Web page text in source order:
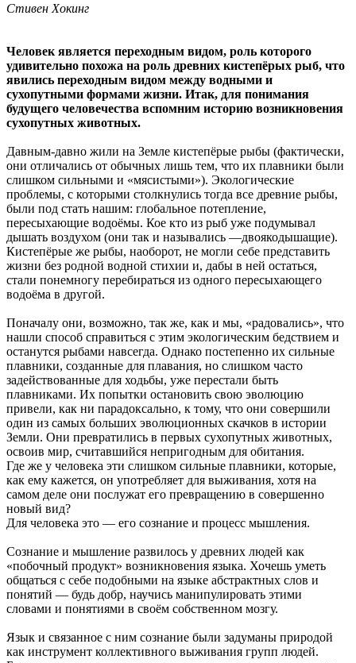
Стивен Хокинг
Человек является переходным видом, роль которого
удивительно похожа на роль древних кистепёрых рыб, что
явились переходным видом между водными и
сухопутными формами жизни. Итак, для понимания
будущего человечества вспомним историю возникновения
сухопутных животных.
Давным-давно жили на Земле кистепёрые рыбы (фактически,
они отличались от обычных лишь тем, что их плавники были
слишком сильными и «мясистыми»). Экологические
проблемы, с которыми столкнулись тогда все древние рыбы,
были под стать нашим: глобальное потепление,
пересыхающие водоёмы. Кое кто из рыб уже подумывал
дышать воздухом (они так и назывались —двоякодышащие).
Кистепёрые же рыбы, наоборот, не могли себе представить
жизни без родной водной стихии и, дабы в ней остаться,
стали понемногу перебираться из одного пересыхающего
водоёма в другой.
Поначалу они, возможно, так же, как и мы, «радовались», что
нашли способ справиться с этим экологическим бедствием и
останутся рыбами навсегда. Однако постепенно их сильные
плавники, созданные для плавания, но слишком часто
задействованные для ходьбы, уже перестали быть
плавниками. Их попытки остановить свою эволюцию
привели, как ни парадоксально, к тому, что они совершили
один из самых больших эволюционных скачков в истории
Земли. Они превратились в первых сухопутных животных,
освоив мир, считавшийся непригодным для обитания.
Где же у человека эти слишком сильные плавники, которые,
как ему кажется, он употребляет для выживания, хотя на
самом деле они послужат его превращению в совершенно
новый вид?
Для человека это — его сознание и процесс мышления.
Сознание и мышление развилось у древних людей как
«побочный продукт» возникновения языка. Хочешь уметь
общаться с себе подобными на языке абстрактных слов и
понятий — будь добр, научись манипулировать этими
словами и понятиями в своём собственном мозгу.
Язык и связанное с ним сознание были задуманы природой
как инструмент коллективного выживания групп людей.